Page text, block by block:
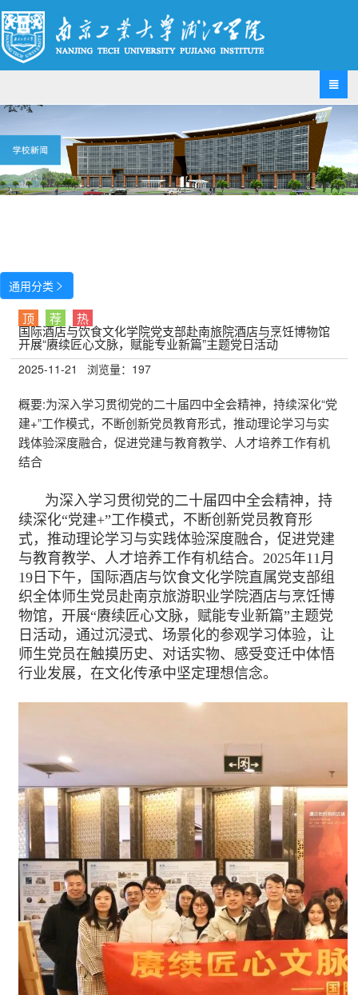

通用分类 
顶 荐 热
国际酒店与饮食文化学院党支部赴南旅院酒店与烹饪博物馆
开展“赓续匠心文脉，赋能专业新篇”主题党日活动
2025-11-21 浏览量： 197
概要:为深入学习贯彻党的二十届四中全会精神，持续深化“党
建+”工作模式，不断创新党员教育形式，推动理论学习与实
践体验深度融合，促进党建与教育教学、人才培养工作有机
结合
为深入学习贯彻党的二十届四中全会精神，持
续深化“党建+”工作模式，不断创新党员教育形
式，推动理论学习与实践体验深度融合，促进党建
与教育教学、人才培养工作有机结合。2025年11月
19日下午，国际酒店与饮食文化学院直属党支部组
织全体师生党员赴南京旅游职业学院酒店与烹饪博
物馆，开展“赓续匠心文脉，赋能专业新篇”主题党
日活动，通过沉浸式、场景化的参观学习体验，让
师生党员在触摸历史、对话实物、感受变迁中体悟
行业发展，在文化传承中坚定理想信念。